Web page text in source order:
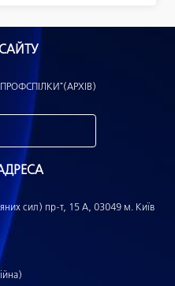
ПРОФСПІЛКИ"(АРХІВ)
сил) пр-т, 15 А, 03049 м. Київ